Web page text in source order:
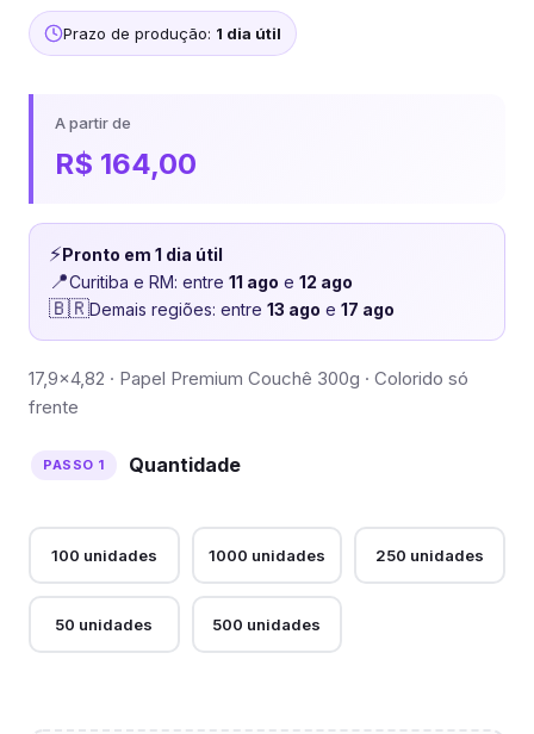
Prazo de produção: 1 dia útil
A partir de
R$ 164,00
⚡Pronto em 1 dia útil
📍Curitiba e RM: entre 11 ago e 12 ago
🇧🇷Demais regiões: entre 13 ago e 17 ago
17,9×4,82 · Papel Premium Couchê 300g · Colorido só
frente
Quantidade
100 unidades 1000 unidades 250 unidades
50 unidades 500 unidades